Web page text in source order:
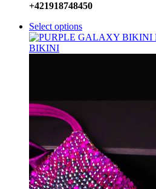
+421918748450
Select options